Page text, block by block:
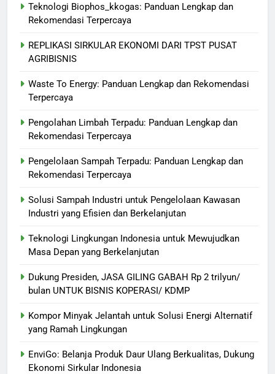
Teknologi Biophos_kkogas: Panduan Lengkap dan
Rekomendasi Terpercaya
REPLIKASI SIRKULAR EKONOMI DARI TPST PUSAT
AGRIBISNIS
Waste To Energy: Panduan Lengkap dan Rekomendasi
Terpercaya
Pengolahan Limbah Terpadu: Panduan Lengkap dan
Rekomendasi Terpercaya
Pengelolaan Sampah Terpadu: Panduan Lengkap dan
Rekomendasi Terpercaya
Solusi Sampah Industri untuk Pengelolaan Kawasan
Industri yang Efisien dan Berkelanjutan
Teknologi Lingkungan Indonesia untuk Mewujudkan
Masa Depan yang Berkelanjutan
Dukung Presiden, JASA GILING GABAH Rp 2 trilyun/
bulan UNTUK BISNIS KOPERASI/ KDMP
Kompor Minyak Jelantah untuk Solusi Energi Alternatif
yang Ramah Lingkungan
EnviGo: Belanja Produk Daur Ulang Berkualitas, Dukung
Ekonomi Sirkular Indonesia